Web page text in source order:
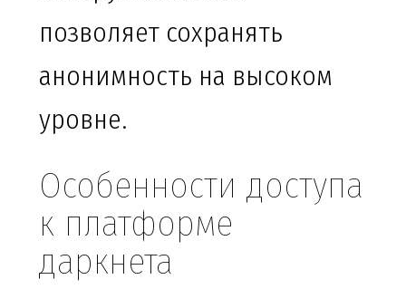
позволяет сохранять
анонимность на высоком
уровне.
Особенности доступа
к платформе
даркнета